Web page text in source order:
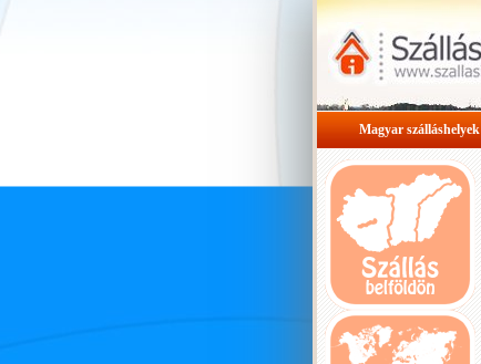
Magyar szálláshelyek